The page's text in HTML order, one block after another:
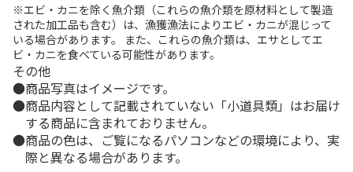
※エビ・カニを除く魚介類（これらの魚介類を原材料として製造
された加工品も含む）は、漁獲漁法によりエビ・カニが混じって
いる場合があります。 また、これらの魚介類は、エサとしてエ
ビ・カニを食べている可能性があります。
その他
商品写真はイメージです。
商品内容として記載されていない「小道具類」はお届け
する商品に含まれておりません。
商品の色は、ご覧になるパソコンなどの環境により、実
際と異なる場合があります。